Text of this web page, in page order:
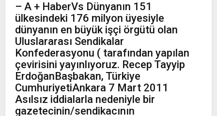
– A + HaberVs Dünyanın 151
ülkesindeki 176 milyon üyesiyle
dünyanın en büyük işçi örgütü olan
Uluslararası Sendikalar
Konfederasyonu ( tarafından yapılan
çevirisini yayınlıyoruz. Recep Tayyip
ErdoğanBaşbakan, Türkiye
CumhuriyetiAnkara 7 Mart 2011
Asılsız iddialarla nedeniyle bir
gazetecinin/sendikacının